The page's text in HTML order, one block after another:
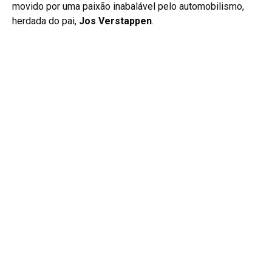
movido por uma paixão inabalável pelo automobilismo,
herdada do pai, Jos Verstappen.